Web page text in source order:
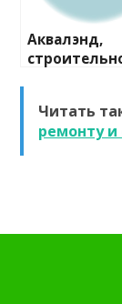
Аквалэнд,
Читать
ремонту